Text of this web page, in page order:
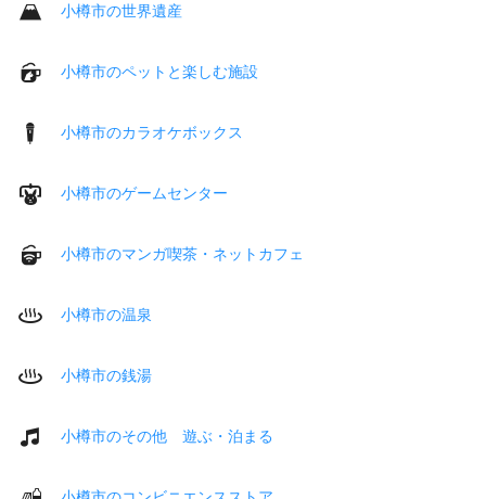
小樽市の世界遺産
小樽市のペットと楽しむ施設
小樽市のカラオケボックス
小樽市のゲームセンター
小樽市のマンガ喫茶・ネットカフェ
小樽市の温泉
小樽市の銭湯
小樽市のその他 遊ぶ・泊まる